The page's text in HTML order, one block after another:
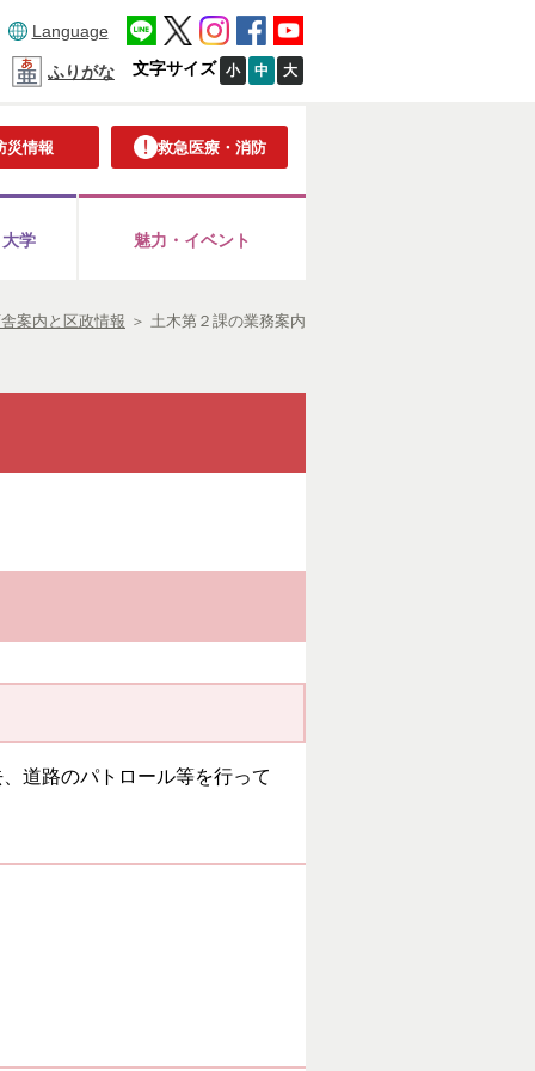
Language
ふりがな 文字サイズ 小 中 大
災情報 救急医療・消防
学 魅力・イベント
案内と区政情報 ＞ 土木第２課の業務案内
道路のパトロール等を行って